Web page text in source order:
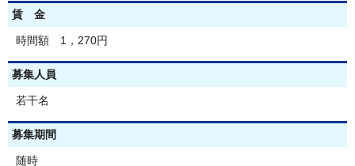
賃 金
時間額 1，270円
募集人員
若干名
募集期間
随時